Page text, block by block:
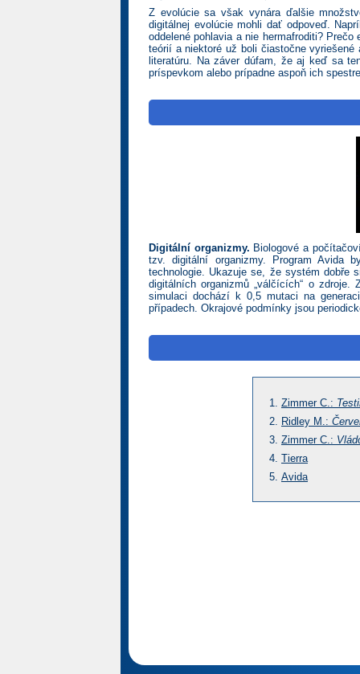
Z evolúcie sa však vynára ďalšie
digitálnej evolúcie mohli dať odpoveď.
oddelené pohlavia a nie hermafroditi?
teórií a niektoré už boli čiastočne
literatúru. Na záver dúfam, že aj keď sa
príspevkom alebo prípadne aspoň ich
Digitální organizmy. Biologové a
tzv. digitální organizmy. Program Avida
technologie. Ukazuje se, že systém dobře
digitálních organizmů „válčících“ o
simulaci dochází k 0,5 mutaci na
případech. Okrajové podmínky jsou
Zimmer C.:
Ridley M.:
Zimmer C.:
Tierra
Avida